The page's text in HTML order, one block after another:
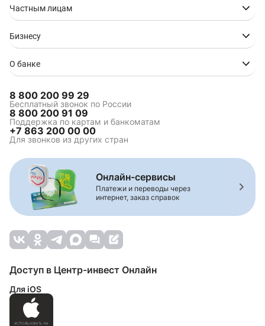
Частным лицам
Бизнесу
О банке
8 800 200 99 29
Бесплатный звонок по России
8 800 200 91 09
Поддержка по картам и банкоматам
+7 863 200 00 00
Для звонков из других стран
Онлайн-сервисы
Платежи и переводы через
интернет, заказ справок
Доступ в Центр-инвест Онлайн
Для iOS